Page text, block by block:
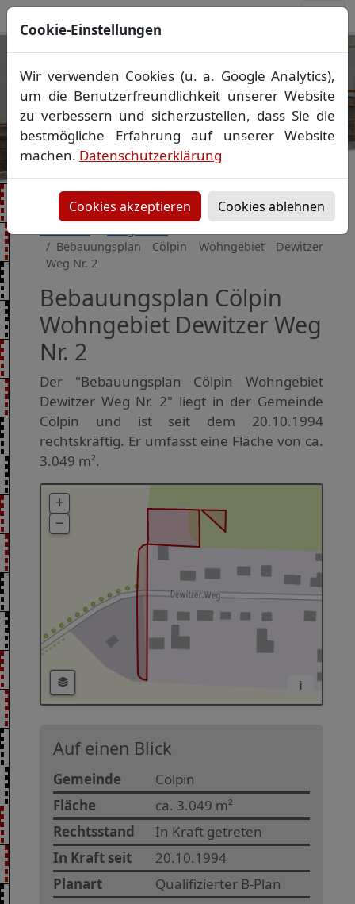
Ihr Vermessungsbüro in
Mecklenburg-Vorpommern
Wir vermessen Ihr Grundstück
Lageplan Absteckung▪Bauvermessung ▪
Gebäudeeinmessung
Grenzfeststellung▪Amtliche Auskünfte und
Vorheriges Bild
Bebauungsplan Cölpin Wohngebiet Dewitzer
Weg Nr. 2
Bebauungsplan Cölpin
Wohngebiet Dewitzer Weg
Nr. 2
Der "Bebauungsplan Cölpin Wohngebiet
Dewitzer Weg Nr. 2" liegt in der Gemeinde
Cölpin und ist seit dem 20.10.1994
rechtskräftig. Er umfasst eine Fläche von ca.
3.049 m².
i
Auf einen Blick
Gemeinde
Cölpin
Fläche
ca. 3.049 m²
Rechtsstand
In Kraft getreten
In Kraft seit
20.10.1994
Planart
Qualifizierter B-Plan
Cookie-Einstellungen
Wir verwenden Cookies (u. a. Google Analytics),
um die Benutzerfreundlichkeit unserer Website
zu verbessern und sicherzustellen, dass Sie die
bestmögliche Erfahrung auf unserer Website
machen. Datenschutzerklärung
Cookies akzeptieren Cookies ablehnen